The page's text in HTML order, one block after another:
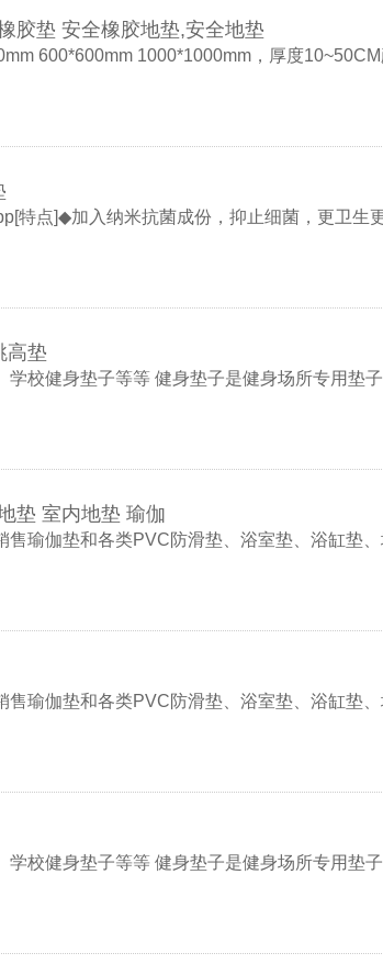
胶垫 安全橡胶地垫,安全地垫
600*600mm 1000*1000mm，厚度
特点]◆加入纳米抗菌成份，抑止细菌，更卫
高垫
健身垫子等等 健身垫子是健身场所专用垫
垫 室内地垫 瑜伽
瑜伽垫和各类PVC防滑垫、浴室垫、浴缸垫
瑜伽垫和各类PVC防滑垫、浴室垫、浴缸垫
健身垫子等等 健身垫子是健身场所专用垫